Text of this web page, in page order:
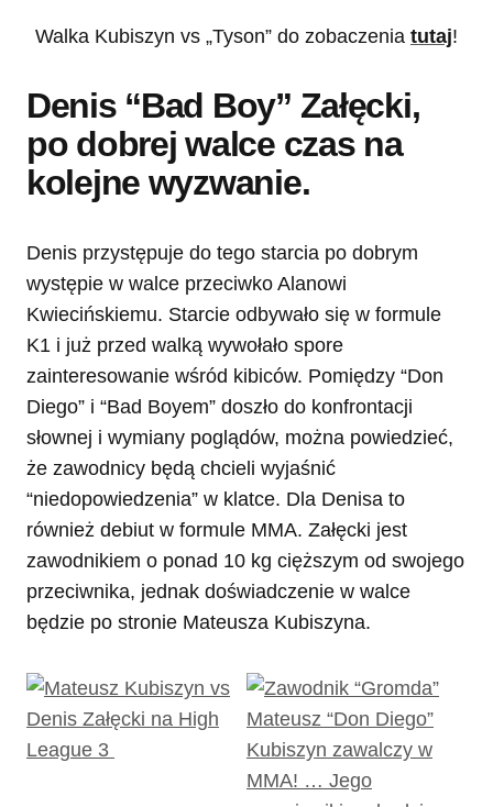
Walka Kubiszyn vs „Tyson” do zobaczenia tutaj!
Denis “Bad Boy” Załęcki,
po dobrej walce czas na
kolejne wyzwanie.
Denis przystępuje do tego starcia po dobrym
występie w walce przeciwko Alanowi
Kwiecińskiemu. Starcie odbywało się w formule
K1 i już przed walką wywołało spore
zainteresowanie wśród kibiców. Pomiędzy “Don
Diego” i “Bad Boyem” doszło do konfrontacji
słownej i wymiany poglądów, można powiedzieć,
że zawodnicy będą chcieli wyjaśnić
“niedopowiedzenia” w klatce. Dla Denisa to
również debiut w formule MMA. Załęcki jest
zawodnikiem o ponad 10 kg cięższym od swojego
przeciwnika, jednak doświadczenie w walce
będzie po stronie Mateusza Kubiszyna.